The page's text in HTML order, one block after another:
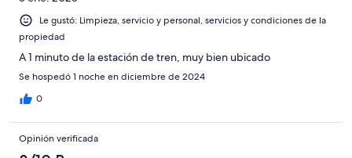
Le gustó: Limpieza, servicio y personal, servicios y condiciones de la
propiedad
A 1 minuto de la estación de tren, muy bien ubicado
Se hospedó 1 noche en diciembre de 2024
0
Opinión verificada